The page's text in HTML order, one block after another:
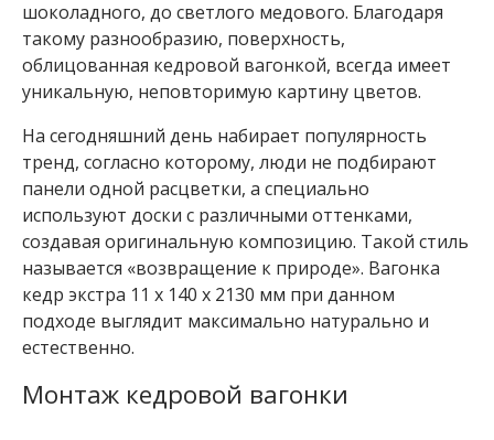
о
к
а
о
ь
х
а
В
а
г
о
н
к
о
ь
шоколадного, до светлого медового. Благодаря
такому разнообразию, поверхность,
облицованная кедровой вагонкой, всегда имеет
уникальную, неповторимую картину цветов.
На сегодняшний день набирает популярность
тренд, согласно которому, люди не подбирают
панели одной расцветки, а специально
используют доски с различными оттенками,
создавая оригинальную композицию. Такой стиль
называется «возвращение к природе». Вагонка
кедр экстра 11 x 140 x 2130 мм при данном
подходе выглядит максимально натурально и
естественно.
Монтаж кедровой вагонки